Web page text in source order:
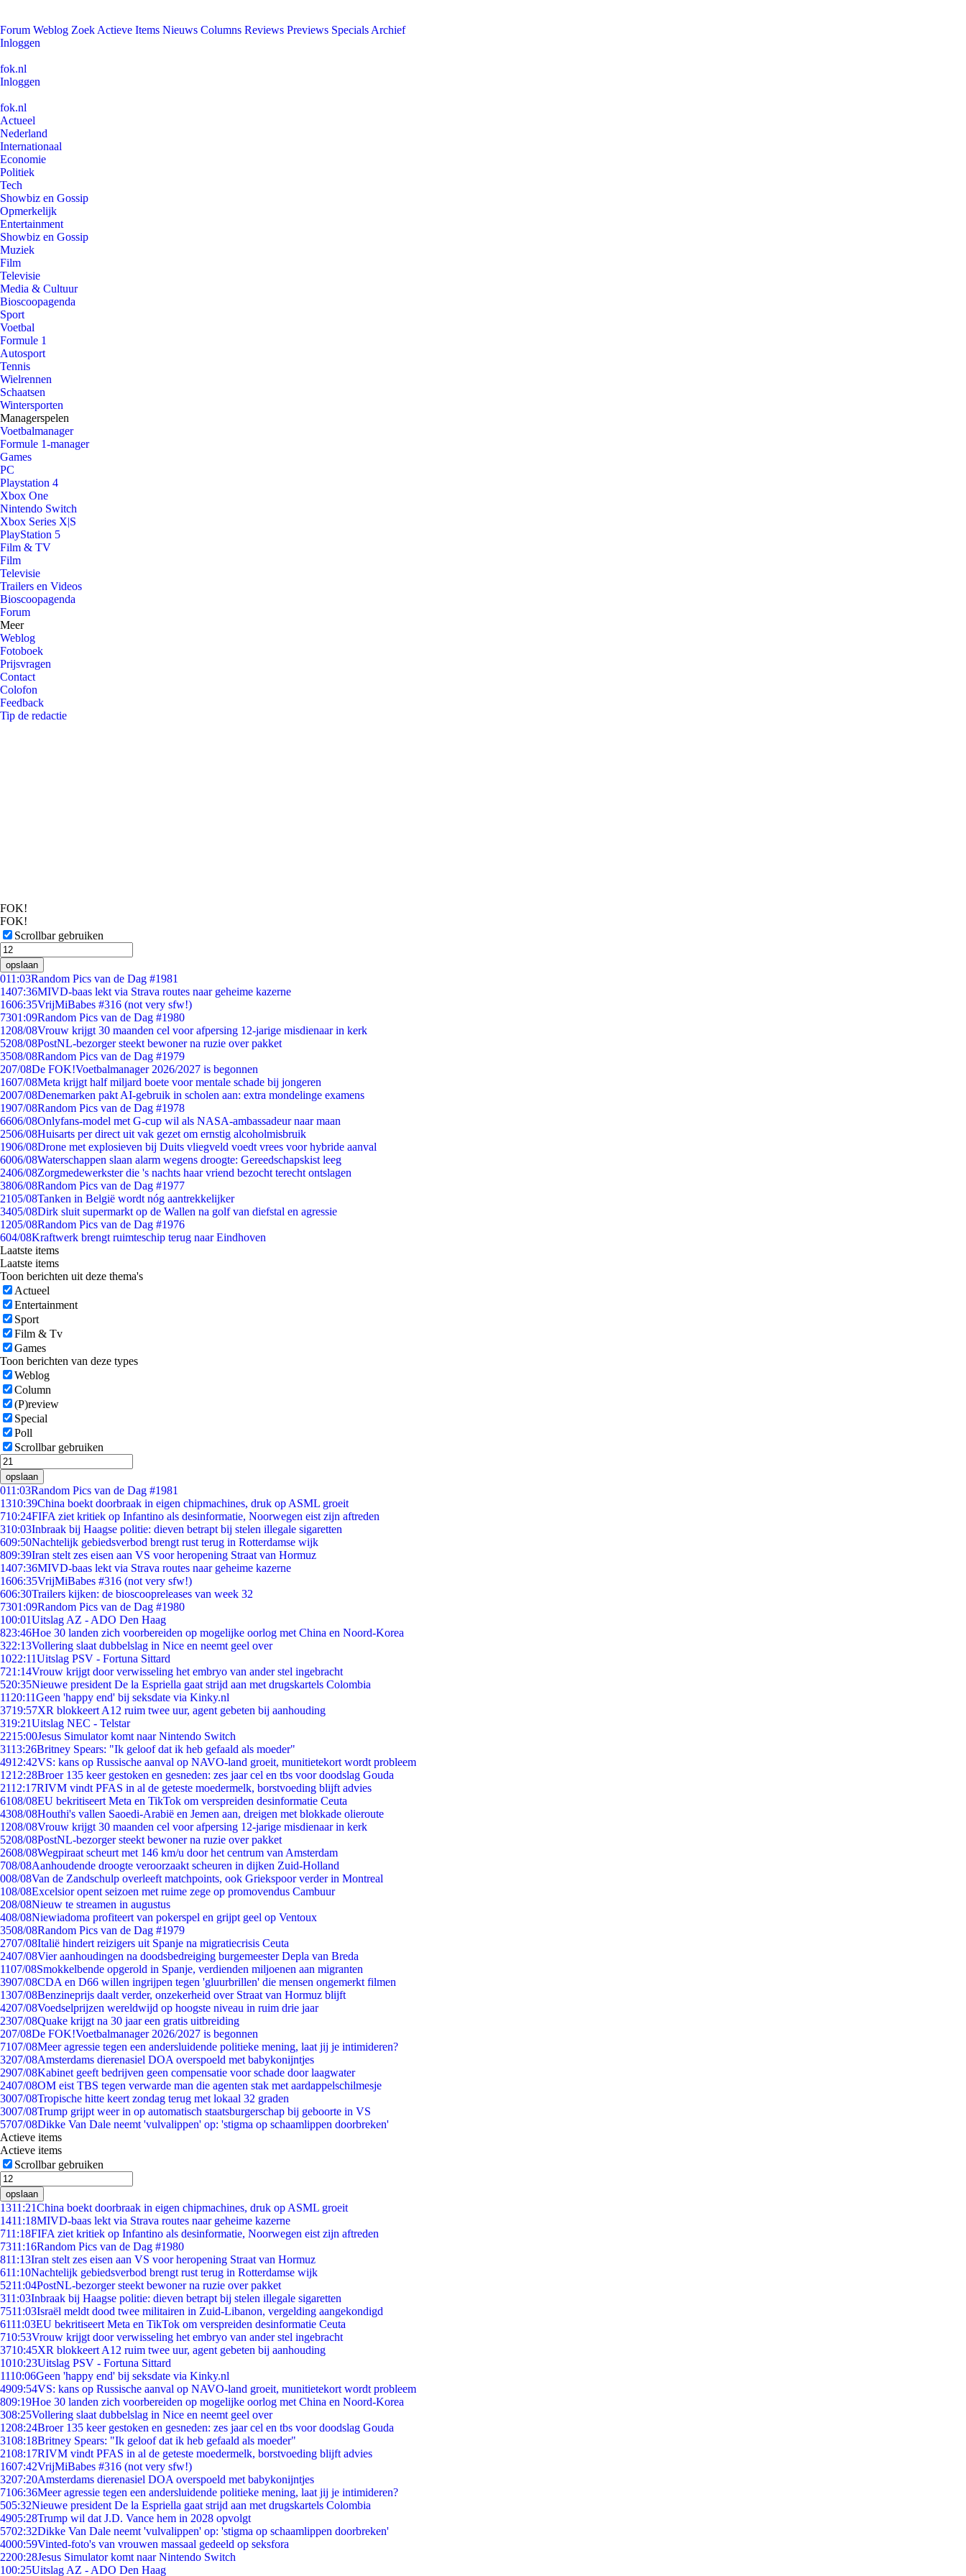
Forum Weblog Zoek Actieve Items Nieuws Columns Reviews Previews Specials Archief
Inloggen
fok.nl
Inloggen
fok.nl
Actueel
Nederland
Internationaal
Economie
Politiek
Tech
Showbiz en Gossip
Opmerkelijk
Entertainment
Showbiz en Gossip
Muziek
Film
Televisie
Media & Cultuur
Bioscoopagenda
Sport
Voetbal
Formule 1
Autosport
Tennis
Wielrennen
Schaatsen
Wintersporten
Managerspelen
Voetbalmanager
Formule 1-manager
Games
PC
Playstation 4
Xbox One
Nintendo Switch
Xbox Series X|S
PlayStation 5
Film & TV
Film
Televisie
Trailers en Videos
Bioscoopagenda
Forum
Meer
Weblog
Fotoboek
Prijsvragen
Contact
Colofon
Feedback
Tip de redactie
FOK!
FOK!
Scrollbar gebruiken
opslaan
011:03Random Pics van de Dag #1981
1407:36MIVD-baas lekt via Strava routes naar geheime kazerne
1606:35VrijMiBabes #316 (not very sfw!)
7301:09Random Pics van de Dag #1980
1208/08Vrouw krijgt 30 maanden cel voor afpersing 12-jarige misdienaar in kerk
5208/08PostNL-bezorger steekt bewoner na ruzie over pakket
3508/08Random Pics van de Dag #1979
207/08De FOK!Voetbalmanager 2026/2027 is begonnen
1607/08Meta krijgt half miljard boete voor mentale schade bij jongeren
2007/08Denemarken pakt AI-gebruik in scholen aan: extra mondelinge examens
1907/08Random Pics van de Dag #1978
6606/08Onlyfans-model met G-cup wil als NASA-ambassadeur naar maan
2506/08Huisarts per direct uit vak gezet om ernstig alcoholmisbruik
1906/08Drone met explosieven bij Duits vliegveld voedt vrees voor hybride aanval
6006/08Waterschappen slaan alarm wegens droogte: Gereedschapskist leeg
2406/08Zorgmedewerkster die 's nachts haar vriend bezocht terecht ontslagen
3806/08Random Pics van de Dag #1977
2105/08Tanken in België wordt nóg aantrekkelijker
3405/08Dirk sluit supermarkt op de Wallen na golf van diefstal en agressie
1205/08Random Pics van de Dag #1976
604/08Kraftwerk brengt ruimteschip terug naar Eindhoven
Laatste items
Laatste items
Toon berichten uit deze thema's
Actueel
Entertainment
Sport
Film & Tv
Games
Toon berichten van deze types
Weblog
Column
(P)review
Special
Poll
Scrollbar gebruiken
opslaan
011:03Random Pics van de Dag #1981
1310:39China boekt doorbraak in eigen chipmachines, druk op ASML groeit
710:24FIFA ziet kritiek op Infantino als desinformatie, Noorwegen eist zijn aftreden
310:03Inbraak bij Haagse politie: dieven betrapt bij stelen illegale sigaretten
609:50Nachtelijk gebiedsverbod brengt rust terug in Rotterdamse wijk
809:39Iran stelt zes eisen aan VS voor heropening Straat van Hormuz
1407:36MIVD-baas lekt via Strava routes naar geheime kazerne
1606:35VrijMiBabes #316 (not very sfw!)
606:30Trailers kijken: de bioscoopreleases van week 32
7301:09Random Pics van de Dag #1980
100:01Uitslag AZ - ADO Den Haag
823:46Hoe 30 landen zich voorbereiden op mogelijke oorlog met China en Noord-Korea
322:13Vollering slaat dubbelslag in Nice en neemt geel over
1022:11Uitslag PSV - Fortuna Sittard
721:14Vrouw krijgt door verwisseling het embryo van ander stel ingebracht
520:35Nieuwe president De la Espriella gaat strijd aan met drugskartels Colombia
11 20:11Geen 'happy end' bij seksdate via Kinky.nl
3719:57XR blokkeert A12 ruim twee uur, agent gebeten bij aanhouding
319:21Uitslag NEC - Telstar
2215:00Jesus Simulator komt naar Nintendo Switch
3113:26Britney Spears: "Ik geloof dat ik heb gefaald als moeder"
4912:42VS: kans op Russische aanval op NAVO-land groeit, munitietekort wordt probleem
1212:28Broer 135 keer gestoken en gesneden: zes jaar cel en tbs voor doodslag Gouda
2112:17RIVM vindt PFAS in al de geteste moedermelk, borstvoeding blijft advies
6108/08EU bekritiseert Meta en TikTok om verspreiden desinformatie Ceuta
4308/08Houthi's vallen Saoedi-Arabië en Jemen aan, dreigen met blokkade olieroute
1208/08Vrouw krijgt 30 maanden cel voor afpersing 12-jarige misdienaar in kerk
5208/08PostNL-bezorger steekt bewoner na ruzie over pakket
2608/08Wegpiraat scheurt met 146 km/u door het centrum van Amsterdam
708/08Aanhoudende droogte veroorzaakt scheuren in dijken Zuid-Holland
008/08Van de Zandschulp overleeft matchpoints, ook Griekspoor verder in Montreal
108/08Excelsior opent seizoen met ruime zege op promovendus Cambuur
208/08Nieuw te streamen in augustus
408/08Niewiadoma profiteert van pokerspel en grijpt geel op Ventoux
3508/08Random Pics van de Dag #1979
2707/08Italië hindert reizigers uit Spanje na migratiecrisis Ceuta
2407/08Vier aanhoudingen na doodsbedreiging burgemeester Depla van Breda
1107/08Smokkelbende opgerold in Spanje, verdienden miljoenen aan migranten
3907/08CDA en D66 willen ingrijpen tegen 'gluurbrillen' die mensen ongemerkt filmen
1307/08Benzineprijs daalt verder, onzekerheid over Straat van Hormuz blijft
4207/08Voedselprijzen wereldwijd op hoogste niveau in ruim drie jaar
2307/08Quake krijgt na 30 jaar een gratis uitbreiding
207/08De FOK!Voetbalmanager 2026/2027 is begonnen
7107/08Meer agressie tegen een andersluidende politieke mening, laat jij je intimideren?
3207/08Amsterdams dierenasiel DOA overspoeld met babykonijntjes
2907/08Kabinet geeft bedrijven geen compensatie voor schade door laagwater
2407/08OM eist TBS tegen verwarde man die agenten stak met aardappelschilmesje
3007/08Tropische hitte keert zondag terug met lokaal 32 graden
3007/08Trump grijpt weer in op automatisch staatsburgerschap bij geboorte in VS
5707/08Dikke Van Dale neemt 'vulvalippen' op: 'stigma op schaamlippen doorbreken'
Actieve items
Actieve items
Scrollbar gebruiken
opslaan
1311:21China boekt doorbraak in eigen chipmachines, druk op ASML groeit
1411:18MIVD-baas lekt via Strava routes naar geheime kazerne
711:18FIFA ziet kritiek op Infantino als desinformatie, Noorwegen eist zijn aftreden
7311:16Random Pics van de Dag #1980
811:13Iran stelt zes eisen aan VS voor heropening Straat van Hormuz
611:10Nachtelijk gebiedsverbod brengt rust terug in Rotterdamse wijk
5211:04PostNL-bezorger steekt bewoner na ruzie over pakket
311:03Inbraak bij Haagse politie: dieven betrapt bij stelen illegale sigaretten
7511:03Israël meldt dood twee militairen in Zuid-Libanon, vergelding aangekondigd
6111:03EU bekritiseert Meta en TikTok om verspreiden desinformatie Ceuta
710:53Vrouw krijgt door verwisseling het embryo van ander stel ingebracht
3710:45XR blokkeert A12 ruim twee uur, agent gebeten bij aanhouding
1010:23Uitslag PSV - Fortuna Sittard
1110:06Geen 'happy end' bij seksdate via Kinky.nl
4909:54VS: kans op Russische aanval op NAVO-land groeit, munitietekort wordt probleem
809:19Hoe 30 landen zich voorbereiden op mogelijke oorlog met China en Noord-Korea
308:25Vollering slaat dubbelslag in Nice en neemt geel over
1208:24Broer 135 keer gestoken en gesneden: zes jaar cel en tbs voor doodslag Gouda
3108:18Britney Spears: "Ik geloof dat ik heb gefaald als moeder"
2108:17RIVM vindt PFAS in al de geteste moedermelk, borstvoeding blijft advies
1607:42VrijMiBabes #316 (not very sfw!)
3207:20Amsterdams dierenasiel DOA overspoeld met babykonijntjes
7106:36Meer agressie tegen een andersluidende politieke mening, laat jij je intimideren?
505:32Nieuwe president De la Espriella gaat strijd aan met drugskartels Colombia
4905:28Trump wil dat J.D. Vance hem in 2028 opvolgt
5702:32Dikke Van Dale neemt 'vulvalippen' op: 'stigma op schaamlippen doorbreken'
4000:59Vinted-foto's van vrouwen massaal gedeeld op seksfora
2200:28Jesus Simulator komt naar Nintendo Switch
100:25Uitslag AZ - ADO Den Haag